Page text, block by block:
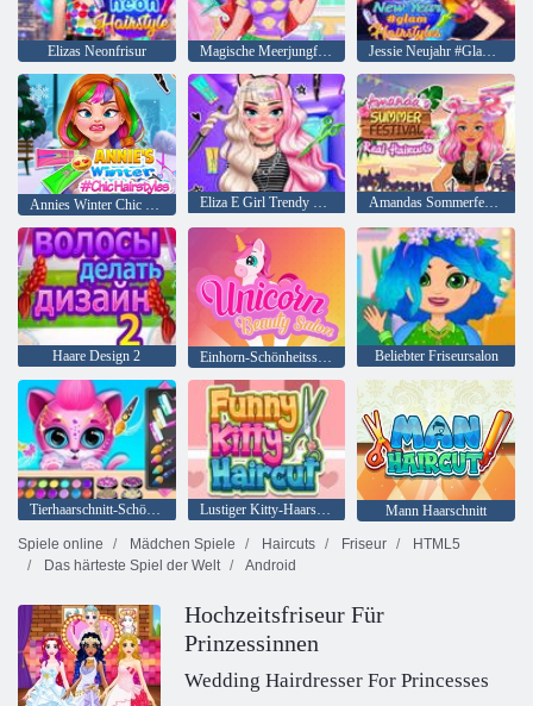
Elizas Neonfrisur Magische Meerjungfrau Frisur Jessie Neujahr #Glam Frisuren
Eliza E Girl Trendy Frisuren Amandas Sommerfest Echthaarschnitte
Haare Design 2 Einhorn-Schönheitssalon Beliebter Friseursalon
Tierhaarschnitt-Schönheitssalon Lustiger Kitty-Haarschnitt
Mann Haarschnitt
Spiele online
Mädchen Spiele Haircuts Friseur
HTML5
Das härteste Spiel der Welt
Android
Hochzeitsfriseur Für
Prinzessinnen
Wedding Hairdresser For Princesses